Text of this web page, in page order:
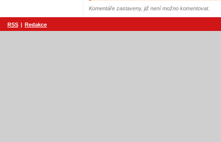
Komentáře zastaveny, již není možno komentovat.
RSS | Redakce